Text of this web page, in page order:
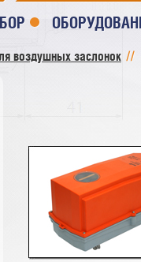
воздушных заслонок